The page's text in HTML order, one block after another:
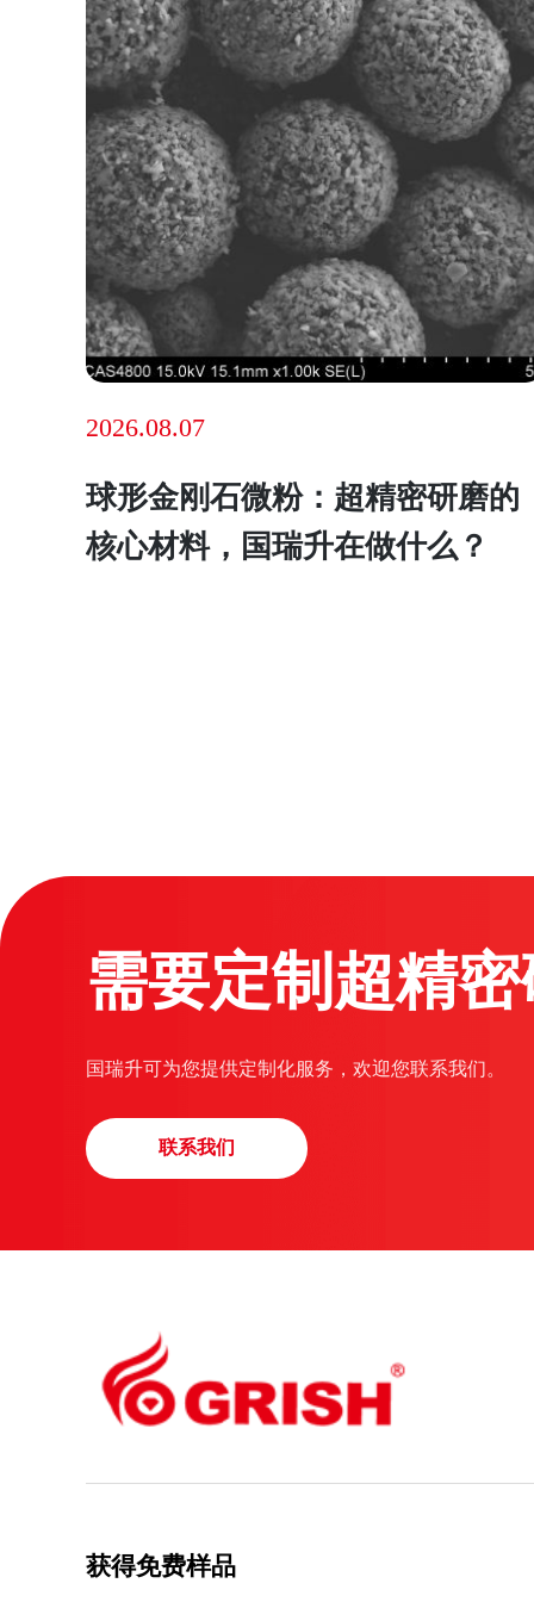
2026.08.07
球形金刚石微粉：超精密研磨的
核心材料，国瑞升在做什么？
需要定制超精
国瑞升可为您提供定制化服务，欢迎您联系我们。
联系我们
获得免费样品